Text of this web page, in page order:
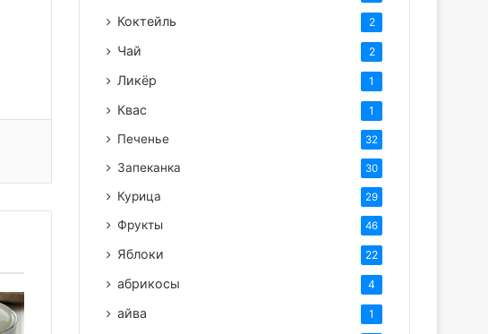
Коктейль 2
Чай 2
Ликёр 1
Квас 1
Печенье 32
Запеканка 30
Курица 29
Фрукты 46
Яблоки 22
абрикосы 4
айва 1